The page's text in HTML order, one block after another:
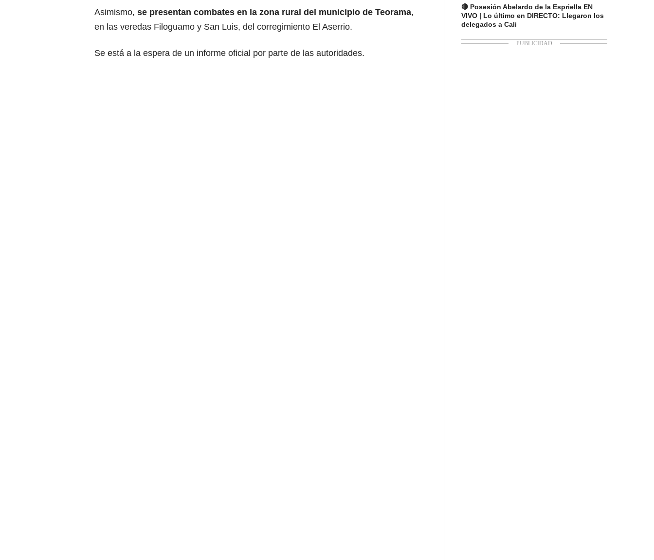
Asimismo, se presentan combates en la zona rural del municipio de Teorama,
en las veredas Filoguamo y San Luis, del corregimiento El Aserrio.
Se está a la espera de un informe oficial por parte de las autoridades.
🔴 Posesión Abelardo de la Espriella EN
VIVO | Lo último en DIRECTO: Llegaron los
delegados a Cali